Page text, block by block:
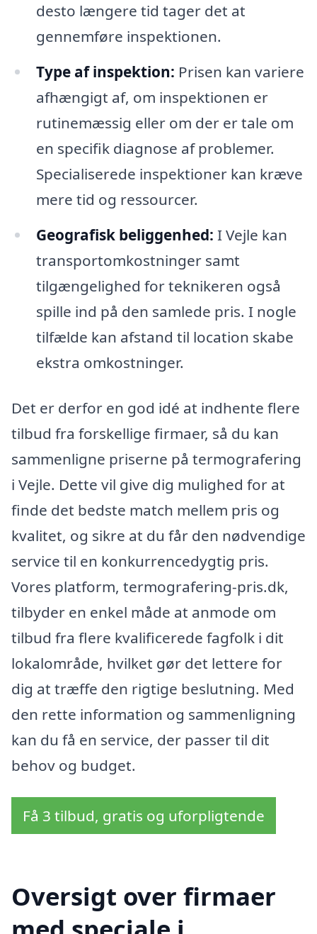
desto længere tid tager det at
gennemføre inspektionen.
Type af inspektion: Prisen kan variere
afhængigt af, om inspektionen er
rutinemæssig eller om der er tale om
en specifik diagnose af problemer.
Specialiserede inspektioner kan kræve
mere tid og ressourcer.
Geografisk beliggenhed: I Vejle kan
transportomkostninger samt
tilgængelighed for teknikeren også
spille ind på den samlede pris. I nogle
tilfælde kan afstand til location skabe
ekstra omkostninger.
Det er derfor en god idé at indhente flere
tilbud fra forskellige firmaer, så du kan
sammenligne priserne på termografering
i Vejle. Dette vil give dig mulighed for at
finde det bedste match mellem pris og
kvalitet, og sikre at du får den nødvendige
service til en konkurrencedygtig pris.
Vores platform, termografering-pris.dk,
tilbyder en enkel måde at anmode om
tilbud fra flere kvalificerede fagfolk i dit
lokalområde, hvilket gør det lettere for
dig at træffe den rigtige beslutning. Med
den rette information og sammenligning
kan du få en service, der passer til dit
behov og budget.
Få 3 tilbud, gratis og uforpligtende
Oversigt over firmaer